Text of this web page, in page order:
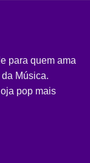
para quem ama
Música.
pop mais